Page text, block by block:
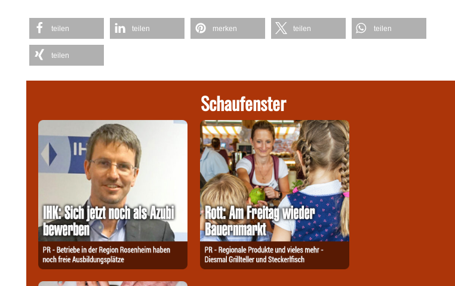
teilen teilen merken teilen teilen
teilen
Schaufenster